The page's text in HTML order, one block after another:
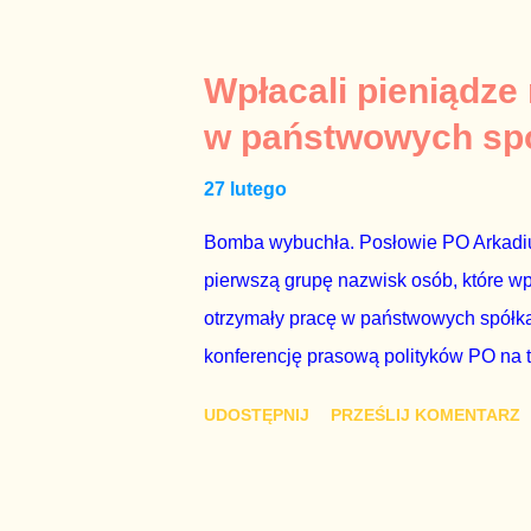
prawdziwe – zagrażają interesowi
prawdziwe” jest konieczne,
reputacji, ale mimo upływu czasu,
oskarżany polityk milczy. Tygod...
Wpłacali
w państwowych
27 lutego
Bomba wybuchła. Posłowie PO
pierwszą grupę nazwisk osób, które
otrzymały pracę w państwowych
konferencję prasową polityków PO
UDOSTĘPNIJ PRZEŚLIJ KOMENTARZ